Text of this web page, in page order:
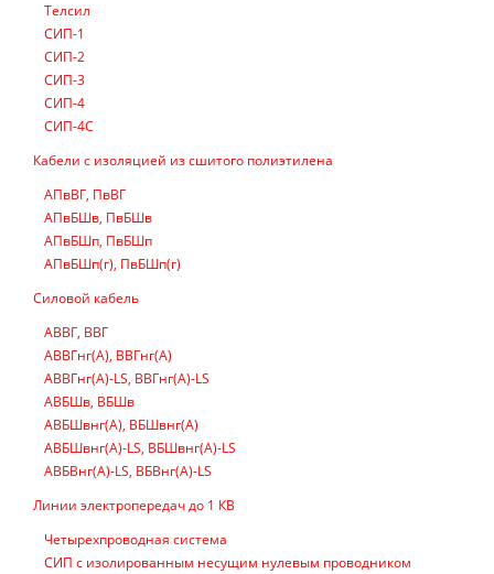
Телсил
СИП-1
СИП-2
СИП-3
СИП-4
СИП-4С
Кабели с изоляцией из сшитого полиэтилена
АПвВГ, ПвВГ
АПвБШв, ПвБШв
АПвБШп, ПвБШп
АПвБШп(г), ПвБШп(г)
Силовой кабель
АВВГ, ВВГ
АВВГнг(А), ВВГнг(А)
АВВГнг(А)-LS, ВВГнг(А)-LS
АВБШв, ВБШв
АВБШвнг(А), ВБШвнг(А)
АВБШвнг(А)-LS, ВБШвнг(А)-LS
АВБВнг(А)-LS, ВБВнг(А)-LS
Линии электропередач до 1 КВ
Четырехпроводная система
СИП с изолированным несущим нулевым проводником